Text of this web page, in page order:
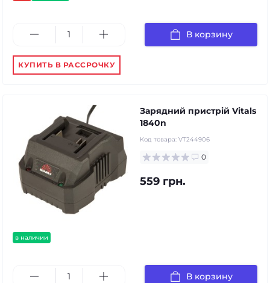
В корзину
КУПИТЬ В РАССРОЧКУ
в наличии
Зарядний пристрій Vitals
1840n
Код товара: VT244906
0
559 грн.
В корзину